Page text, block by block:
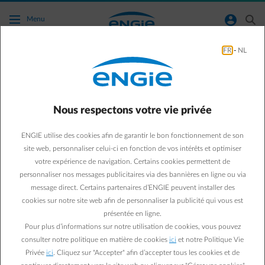
Accéder au contenu principal
Menu normal-account-circle search
Vous voulez modifier le tarif de votre
compteur ?
C’est possible.
Qu'est-ce qu'un tarif normal ?
Votre tarif est valable pour votre consommation totale, quel
FR - NL
Nous respectons votre vie privée
ENGIE utilise des cookies afin de garantir le bon fonctionnement de son
site web, personnaliser celui-ci en fonction de vos intérêts et optimiser
votre expérience de navigation. Certains cookies permettent de
personnaliser nos messages publicitaires via des bannières en ligne ou via
message direct. Certains partenaires d’ENGIE peuvent installer des
cookies sur notre site web afin de personnaliser la publicité qui vous est
présentée en ligne.
Pour plus d’informations sur notre utilisation de cookies, vous pouvez
consulter notre politique en matière de cookies ici et notre Politique Vie
Privée ici . Cliquez sur "Accepter" afin d’accepter tous les cookies et de